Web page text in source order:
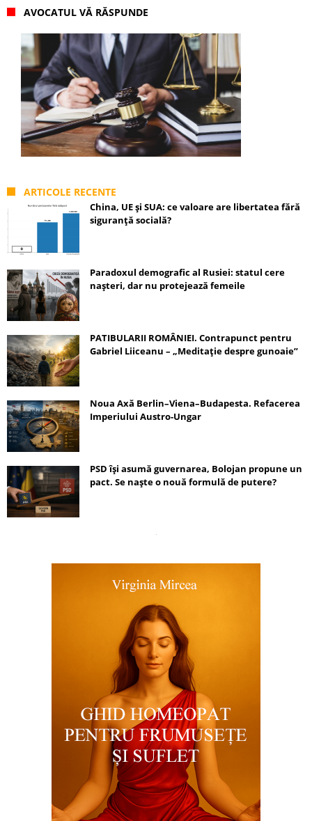
AVOCATUL VĂ RĂSPUNDE
ARTICOLE RECENTE
China, UE și SUA: ce valoare are libertatea fără
siguranță socială?
Paradoxul demografic al Rusiei: statul cere
nașteri, dar nu protejează femeile
PATIBULARII ROMÂNIEI. Contrapunct pentru
Gabriel Liiceanu – „Meditație despre gunoaie”
Noua Axă Berlin–Viena–Budapesta. Refacerea
Imperiului Austro-Ungar
PSD își asumă guvernarea, Bolojan propune un
pact. Se naște o nouă formulă de putere?